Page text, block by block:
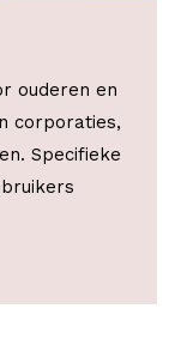
ouderen en
corporaties,
Specifieke